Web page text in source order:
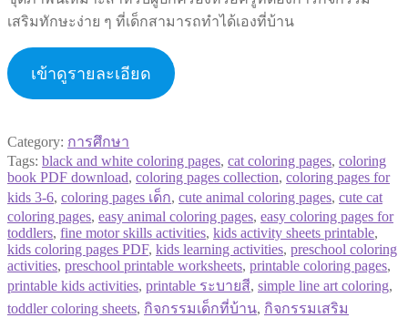
เสริมทักษะง่าย ๆ ที่เด็กสามารถทำได้เองที่บ้าน
เข้าดูรายละเอียด
Category: การศึกษา
Tags: black and white coloring pages, cat coloring pages, coloring
book PDF download, coloring pages collection, coloring pages for
kids 3-6, coloring pages เด็ก, cute animal coloring pages, cute cat
coloring pages, easy animal coloring pages, easy coloring pages for
toddlers, fine motor skills activities, kids activity sheets printable,
kids coloring pages PDF, kids learning activities, preschool coloring
activities, preschool printable worksheets, printable coloring pages,
printable kids activities, printable ระบายสี, simple line art coloring,
toddler coloring sheets, กิจกรรมเด็กที่บ้าน, กิจกรรมเสริม